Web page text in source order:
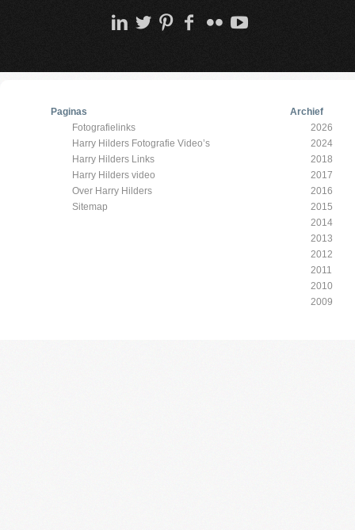
Paginas
Fotografielinks
Harry Hilders Fotografie Video’s
Harry Hilders Links
Harry Hilders video
Over Harry Hilders
Sitemap
Archief
2026
2024
2018
2017
2016
2015
2014
2013
2012
2011
2010
2009